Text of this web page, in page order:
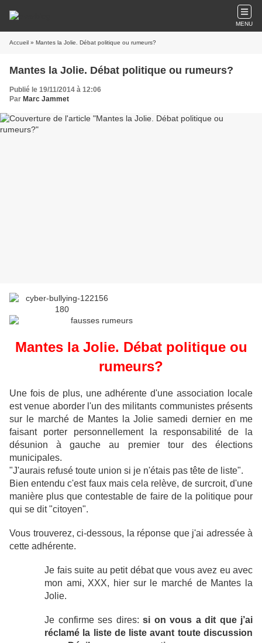
MENU
Accueil » Mantes la Jolie. Débat politique ou rumeurs?
Mantes la Jolie. Débat politique ou rumeurs?
Publié le 19/11/2014 à 12:06
Par Marc Jammet
Mantes la Jolie. Débat politique ou
rumeurs?
Une fois de plus, une adhérente d'une association locale
est venue aborder l'un des militants communistes présents
sur le marché de Mantes la Jolie samedi dernier en me
faisant porter personnellement la responsabilité de la
désunion à gauche au premier tour des élections
municipales.
"J'aurais refusé toute union si je n'étais pas tête de liste".
Bien entendu c'est faux mais cela relève, de surcroit, d'une
manière plus que contestable de faire de la politique pour
qui se dit "citoyen".
Vous trouverez, ci-dessous, la réponse que j'ai adressée à
cette adhérente.
Je fais suite au petit débat que vous avez eu avec
mon ami, XXX, hier sur le marché de Mantes la
Jolie.
Je confirme ses dires: si on vous a dit que j’ai
réclamé la liste de liste avant toute discussion